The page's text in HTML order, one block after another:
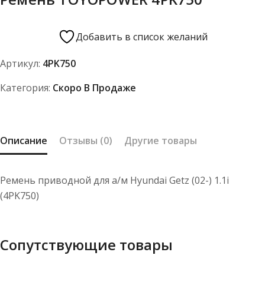
Добавить в список желаний
Артикул: 4PK750
Категория: Скоро В Продаже
Описание Отзывы (0) Другие товары
Ремень приводной для а/м Hyundai Getz (02-) 1.1i
(4PK750)
Сопутствующие товары